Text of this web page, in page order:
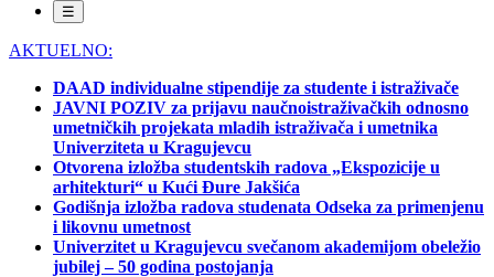
☰
AKTUELNO:
DAAD individualne stipendije za studente i istraživače
JAVNI POZIV za prijavu naučnoistraživačkih odnosno
umetničkih projekata mladih istraživača i umetnika
Univerziteta u Kragujevcu
Otvorena izložba studentskih radova „Ekspozicije u
arhitekturi“ u Kući Đure Jakšića
Godišnja izložba radova studenata Odseka za primenjenu
i likovnu umetnost
Univerzitet u Kragujevcu svečanom akademijom obeležio
jubilej – 50 godina postojanja